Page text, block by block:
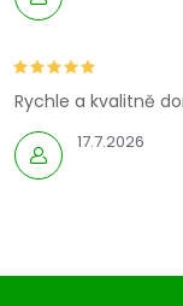
17.7.2026
Rychle a kvalitně